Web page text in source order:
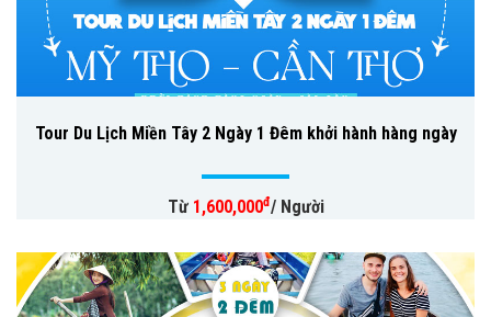
Tour Du Lịch Miền Tây 2 Ngày 1 Đêm khởi hành hàng ngày
Từ 1,600,000đ/ Người